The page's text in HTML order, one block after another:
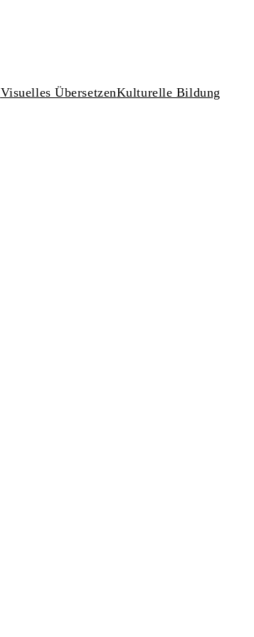
Visuelles ÜbersetzenKulturelle Bildung